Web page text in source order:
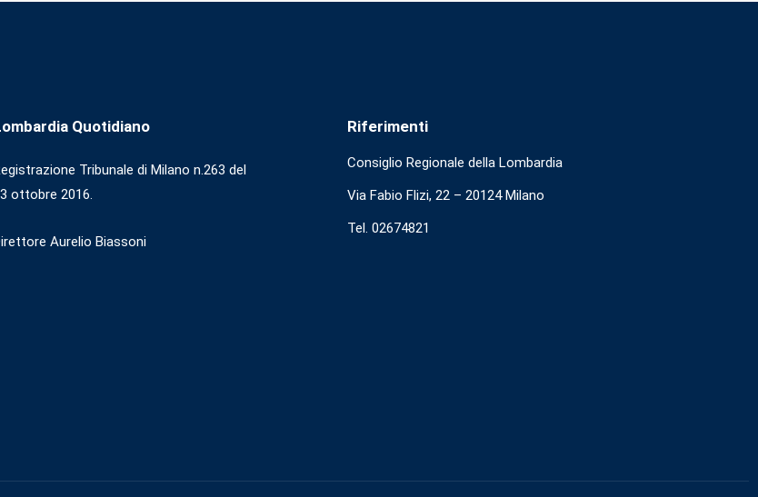
Quotidiano
Tribunale di Milano n.263 del
ottobre 2016.
Aurelio Biassoni
Riferimenti
Consiglio Regionale della Lombardia
Via Fabio Flizi, 22 – 20124 Milano
Tel. 02674821